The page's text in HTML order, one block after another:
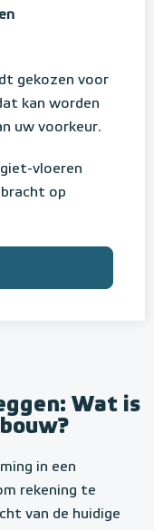
gekozen voor
kan worden
uw voorkeur.
vloeren
op
Wat is
in een
rekening te
van de huidige